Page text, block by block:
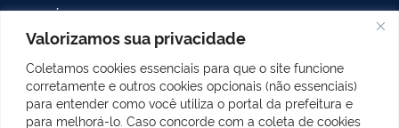
Valorizamos sua privacidade
Coletamos cookies essenciais para que o site funcione
corretamente e outros cookies opcionais (não essenciais)
para entender como você utiliza o portal da prefeitura e
para melhorá-lo. Caso concorde com a coleta de cookies
PÁGINAS DO SITE
POSTS RECENTES